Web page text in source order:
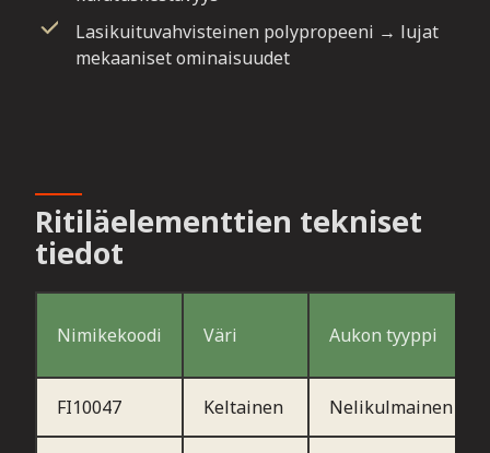
Lasikuituvahvisteinen polypropeeni → lujat
mekaaniset ominaisuudet
Ritiläelementtien tekniset
tiedot
Nimikekoodi Väri Aukon tyyppi
FI10047 Keltainen Nelikulmainen